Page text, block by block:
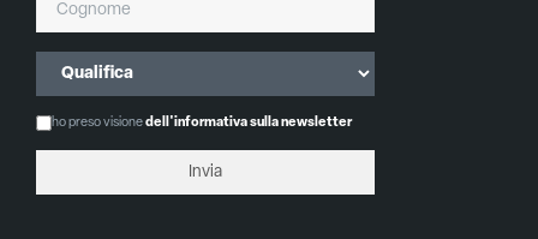
ho preso visionedell'informativa sulla newsletter